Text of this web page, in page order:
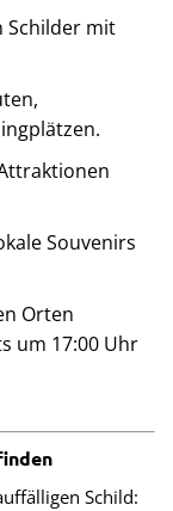
Schilder mit
Souvenirs
Orten
um 17:00 Uhr
Schild: